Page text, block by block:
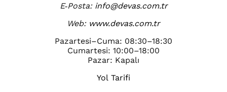
E‑Posta: info@devas.com.tr
Web: www.devas.com.tr
Pazartesi–Cuma: 08:30–18:30
Cumartesi: 10:00–18:00
Pazar: Kapalı
Yol Tarifi